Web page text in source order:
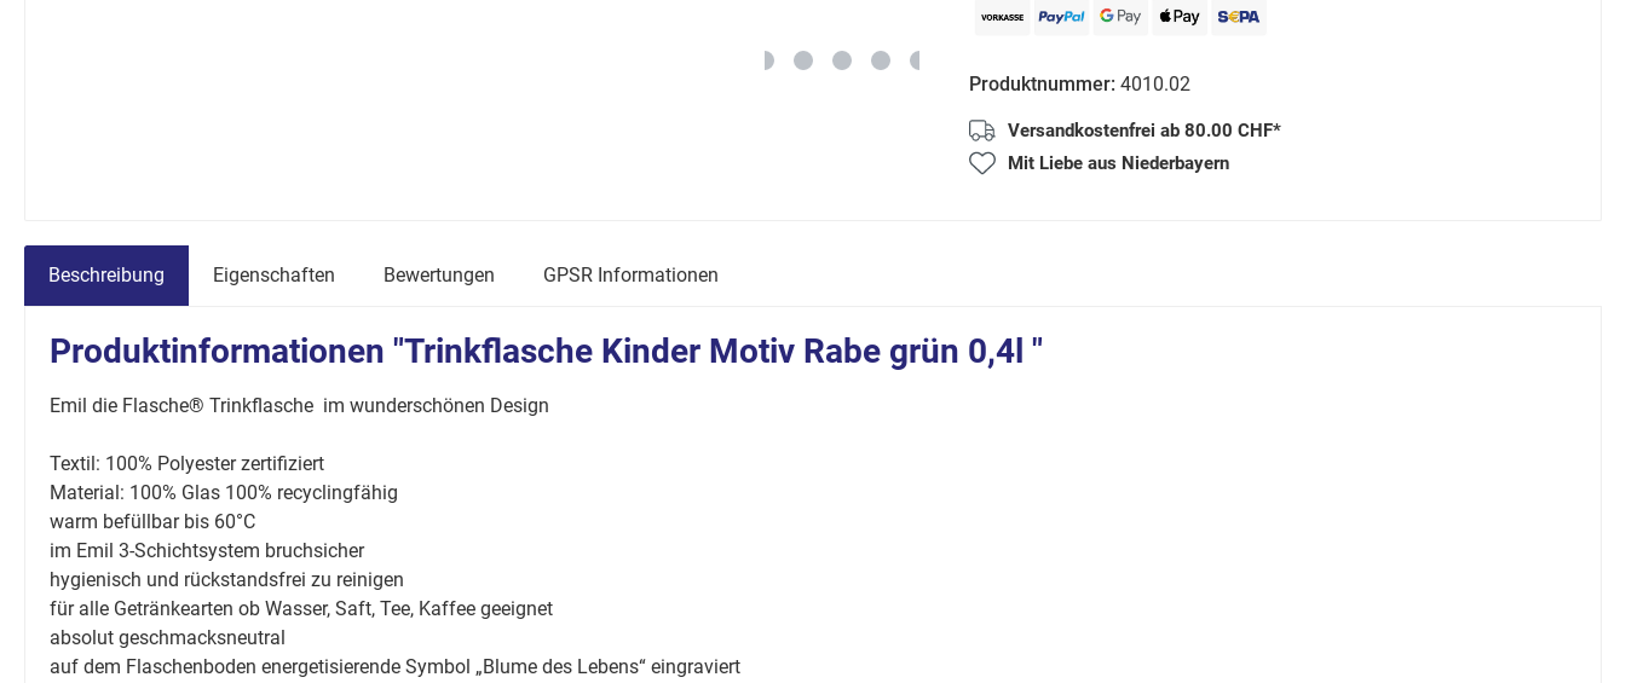
Produktnummer: 4010.02
Versandkostenfrei ab 80.00 CHF*
Mit Liebe aus Niederbayern
Beschreibung Eigenschaften Bewertungen GPSR Informationen
Produktinformationen "Trinkflasche Kinder Motiv Rabe grün 0,4l "
Emil die Flasche® Trinkflasche im wunderschönen Design
Textil: 100% Polyester zertifiziert
Material: 100% Glas 100% recyclingfähig
warm befüllbar bis 60°C
im Emil 3-Schichtsystem bruchsicher
hygienisch und rückstandsfrei zu reinigen
für alle Getränkearten ob Wasser, Saft, Tee, Kaffee geeignet
absolut geschmacksneutral
auf dem Flaschenboden energetisierende Symbol „Blume des Lebens“ eingraviert